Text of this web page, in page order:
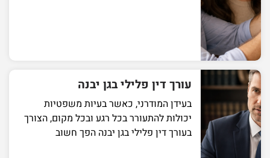
עורך דין פלילי בגן יבנה
בעידן המודרני, כאשר בעיות משפטיות
יכולות להתעורר בכל רגע ובכל מקום, הצורך
בעורך דין פלילי בגן יבנה הפך חשוב